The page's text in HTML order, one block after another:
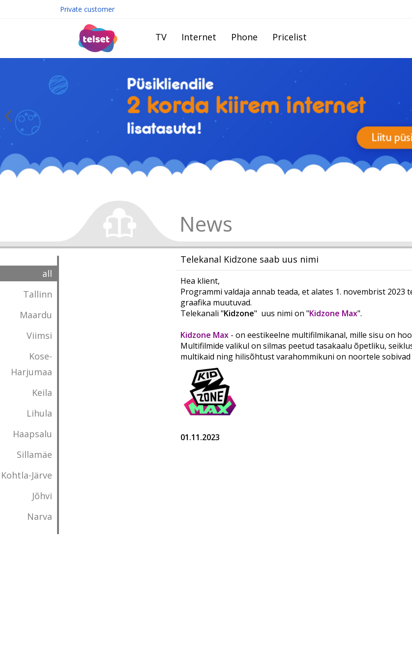
Private customer
TV Internet Phone Pricelist
News
all
Tallinn
Maardu
Viimsi
Kose-
Harjumaa
Keila
Lihula
Haapsalu
Sillamäe
Kohtla-Järve
Jõhvi
Narva
Telekanal Kidzone saab uus nimi
Hea klient,
Programmi valdaja annab teada, et alates 1. novembrist 2023
graafika muutuvad.
Telekanali "Kidzone" uus nimi on "Kidzone Max".
Kidzone Max - on eestikeelne multifilmikanal, mille sisu on
Multifilmide valikul on silmas peetud tasakaalu õpetliku,
multikaid ning hilisõhtust varahommikuni on noortele sobivad
01.11.2023